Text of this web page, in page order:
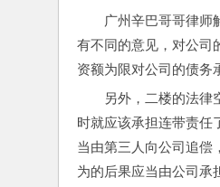
广州辛巴哥哥律师
有不同的意见，对公司
资额为限对公司的债务
另外，二楼的法律
时就应该承担连带责任
当由第三人向公司追偿
为的后果应当由公司承